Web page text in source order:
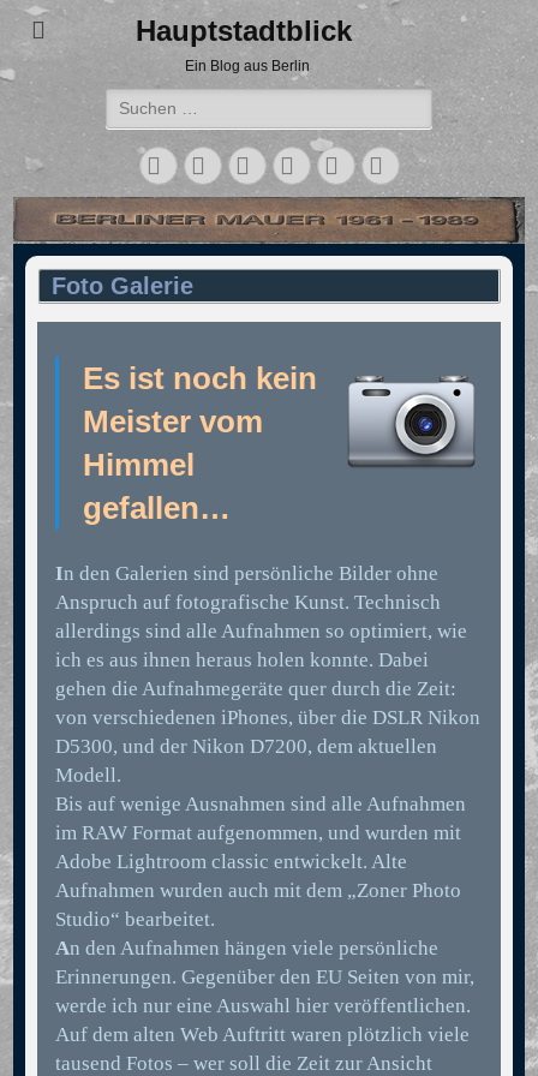
Hauptstadtblick
Ein Blog aus Berlin
Suchen
nach:
Facebook
TwitterLinkedIn
FlickrInstagram
Verknüpfung
Foto Galerie
Es ist noch kein
Meister vom
Himmel
gefallen…
In den Galerien sind persönliche Bilder ohne
Anspruch auf fotografische Kunst. Technisch
allerdings sind alle Aufnahmen so optimiert, wie
ich es aus ihnen heraus holen konnte. Dabei
gehen die Aufnahmegeräte quer durch die Zeit:
von verschiedenen iPhones, über die DSLR Nikon
D5300, und der Nikon D7200, dem aktuellen
Modell.
Bis auf wenige Ausnahmen sind alle Aufnahmen
im RAW Format aufgenommen, und wurden mit
Adobe Lightroom classic entwickelt. Alte
Aufnahmen wurden auch mit dem „Zoner Photo
Studio“ bearbeitet.
An den Aufnahmen hängen viele persönliche
Erinnerungen. Gegenüber den EU Seiten von mir,
werde ich nur eine Auswahl hier veröffentlichen.
Auf dem alten Web Auftritt waren plötzlich viele
tausend Fotos – wer soll die Zeit zur Ansicht